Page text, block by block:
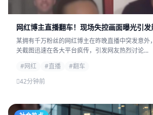
网红博主直播翻车！现场失控画面曝光引发
某拥有千万粉丝的网红博主在昨晚直播中突发意外
关截图迅速在各大平台疯传，引发网友热烈讨论...
#网红
#直播
#翻车
42分钟前